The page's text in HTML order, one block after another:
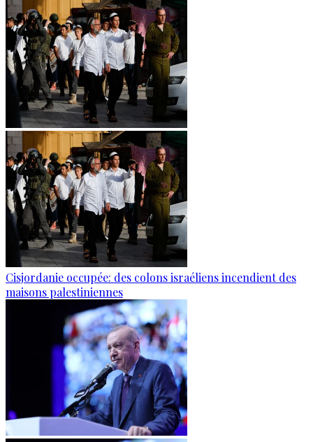
Cisjordanie occupée: des colons israéliens incendient des
maisons palestiniennes